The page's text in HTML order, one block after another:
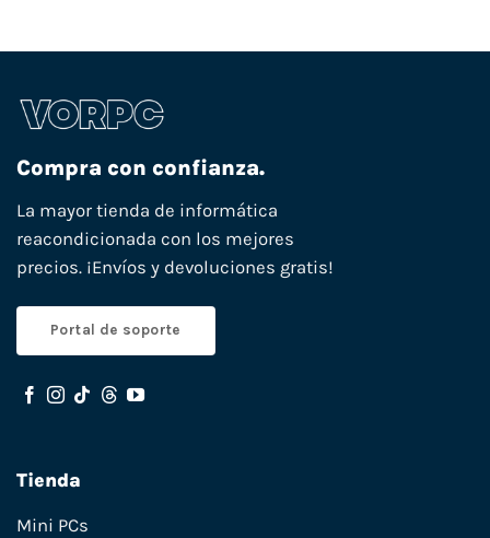
Compra con confianza.
La mayor tienda de informática
reacondicionada con los mejores
precios. ¡Envíos y devoluciones gratis!
Portal de soporte
Tienda
Mini PCs